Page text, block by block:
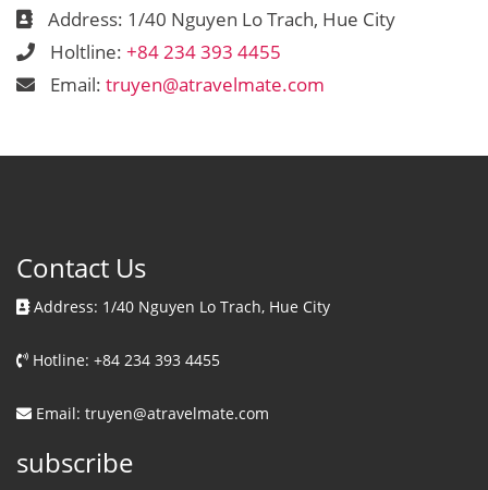
Address: 1/40 Nguyen Lo Trach, Hue City
Holtline: +84 234 393 4455
Email: truyen@atravelmate.com
Contact Us
Address: 1/40 Nguyen Lo Trach, Hue City
Hotline: +84 234 393 4455
Email: truyen@atravelmate.com
subscribe